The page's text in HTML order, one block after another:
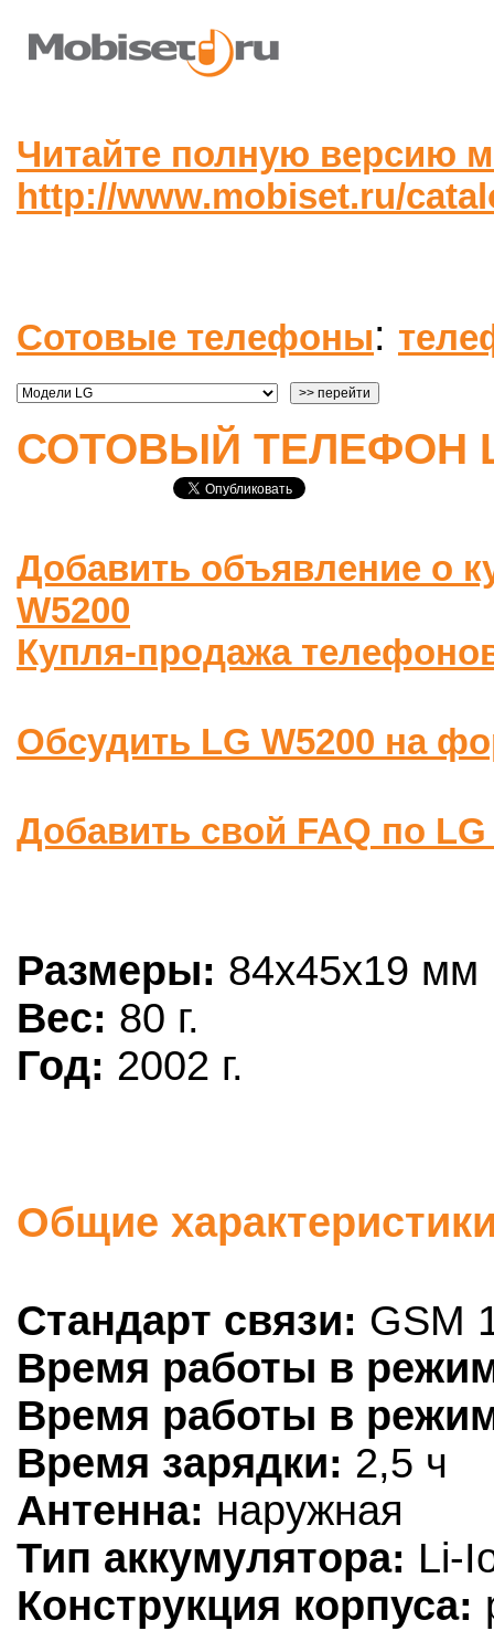
Читайте полную версию
http://www.mobiset.ru/
Сотовые телефоны:
СОТОВЫЙ ТЕЛЕФОН
Добавить объявление о
W5200
Купля-продажа
Обсудить LG W5200 на
Добавить свой FAQ по LG
Размеры: 84x45x19 мм
Вес: 80 г.
Год: 2002 г.
Общие
Стандарт связи: GSM
Время работы в
Время работы в
Время зарядки: 2,5 ч
Антенна: наружная
Тип аккумулятора: Li-
Конструкция корпуса: